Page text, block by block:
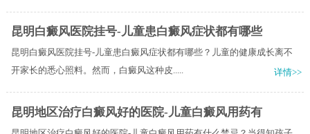
昆明白癜风医院挂号-儿童患白癜风症状都有哪些
昆明白癜风医院挂号-儿童患白癜风症状都有哪些？儿童的健康成长离不
开家长的悉心照料。然而，白癜风这种皮.....
详情>>
昆明地区治疗白癜风好的医院-儿童白癜风用药有